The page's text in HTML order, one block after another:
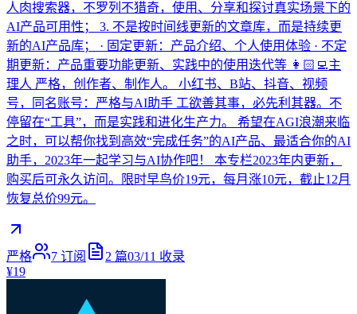
人肉搜索器，不罗列不猎奇，使用、分享和探讨真实场景下的
AI产品可用性； 3. 不是按时间线更新的文章库，而是持续更
新的AI产品库； · 固定更新：产品介绍、个人使用体验 · 不定
期更新：产品重要功能更新、实践中的使用迭代等 👩🏻‍💻主
理人 严格，创作者、制作人。 小红书、B站、抖音、视频
号，同名账号：严格与AI助手 工欲善其事，必先利其器。不
停留在“工具”，而是实践和进化生产力。 希望在AGI浪潮来临
之时，可以帮你找到高效“完成任务”的AI产品、最适合你的AI
助手，2023年一起学习与AI协作吧！ 本专栏2023年内更新，
购买后可永久访问。限时早鸟价19元，每月涨10元，截止12月
恢复总价99元。
严格 7 订阅 2 篇03/11 收录
¥19